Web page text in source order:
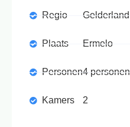
Regio
Plaats
Personen
Kamers
Gelderland
Ermelo
4 personen
2